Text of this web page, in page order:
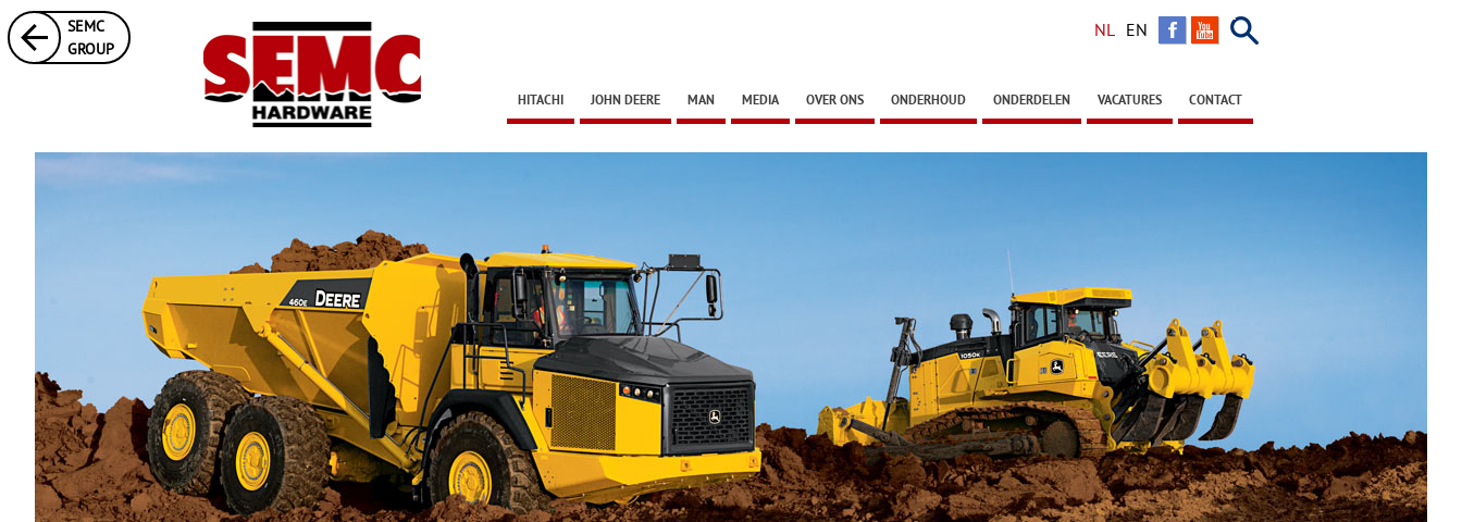
SEMC
GROUP
NL EN
HITACHI JOHN DEERE MAN MEDIA OVER ONS ONDERHOUD ONDERDELEN VACATURES CONTACT